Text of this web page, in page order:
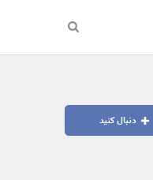
دنبال کنید